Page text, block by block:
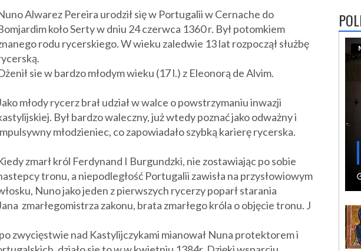
Alwarez Pereira urodził się w Portugalii w Cernache do
koło Serty w dniu 24 czerwca 1360 r. Był potomkiem
rodu rycerskiego. W wieku zaledwie 13 lat rozpoczął służbę
sie w bardzo młodym wieku (17 l.) z Eleonorą de Alvim.
młody rycerz brał udział w walce o powstrzymaniu inwazji
Był bardzo waleczny, już wtedy poznać jako odważny i
młodzieniec, co zapowiadało szybką karierę rycerska.
zmarł król Ferdynand I Burgundzki, nie zostawiając po sobie
tronu, a niepodległość Portugalii zawisła na przysłowiowym
Nuno jako jeden z pierwszych rycerzy poparł starania
zmarłegomistrza zakonu, brata zmarłego króla o objęcie tronu. J
zwycięstwie nad Kastylijczykami mianował Nuna protektorem i